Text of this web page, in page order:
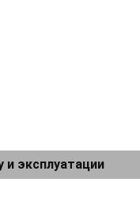
и эксплуатации